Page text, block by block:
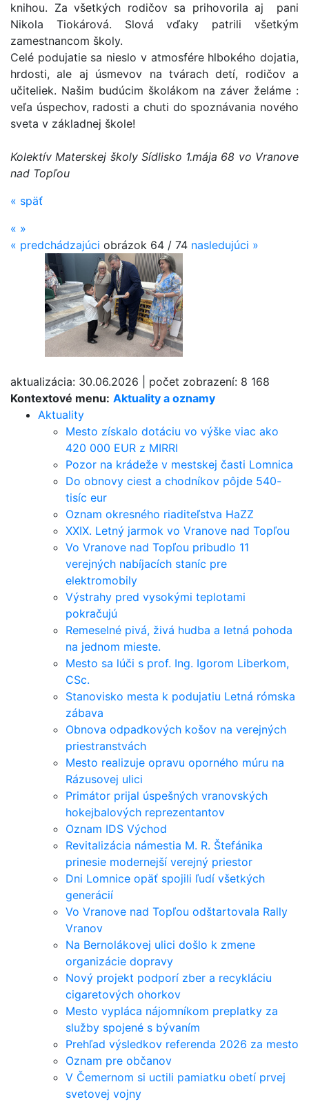
Kontextové menu: Aktuality a oznamy
Aktuality
Mesto získalo dotáciu vo výške viac ako
420 000 EUR z MIRRI
Pozor na krádeže v mestskej časti Lomnica
Do obnovy ciest a chodníkov pôjde 540-
tisíc eur
Oznam okresného riaditeľstva HaZZ
XXIX. Letný jarmok vo Vranove nad Topľou
Vo Vranove nad Topľou pribudlo 11
verejných nabíjacích staníc pre
elektromobily
Výstrahy pred vysokými teplotami
pokračujú
Remeselné pivá, živá hudba a letná pohoda
na jednom mieste.
Mesto sa lúči s prof. Ing. Igorom Liberkom,
CSc.
Stanovisko mesta k podujatiu Letná rómska
zábava
Obnova odpadkových košov na verejných
priestranstvách
Mesto realizuje opravu oporného múru na
Rázusovej ulici
Primátor prijal úspešných vranovských
hokejbalových reprezentantov
Oznam IDS Východ
Revitalizácia námestia M. R. Štefánika
prinesie modernejší verejný priestor
Dni Lomnice opäť spojili ľudí všetkých
generácií
Vo Vranove nad Topľou odštartovala Rally
Vranov
Na Bernolákovej ulici došlo k zmene
organizácie dopravy
Nový projekt podporí zber a recykláciu
cigaretových ohorkov
Mesto vypláca nájomníkom preplatky za
služby spojené s bývaním
Prehľad výsledkov referenda 2026 za mesto
Oznam pre občanov
V Čemernom si uctili pamiatku obetí prvej
svetovej vojny
knihou. Za všetkých rodičov sa prihovorila aj pani
Nikola Tiokárová. Slová vďaky patrili všetkým
zamestnancom školy.
Celé podujatie sa nieslo v atmosfére hlbokého dojatia,
hrdosti, ale aj úsmevov na tvárach detí, rodičov a
učiteliek. Našim budúcim školákom na záver želáme :
veľa úspechov, radosti a chuti do spoznávania nového
sveta v základnej škole!
Kolektív Materskej školy Sídlisko 1.mája 68 vo Vranove
nad Topľou
« späť
« »
« predchádzajúci obrázok 64 / 74 nasledujúci »
aktualizácia: 30.06.2026 počet zobrazení: 8 168